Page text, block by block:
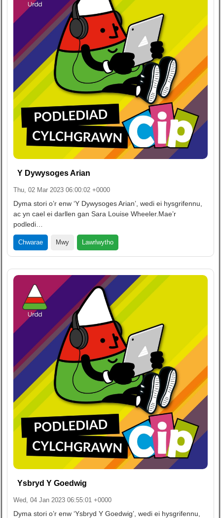
Y Dywysoges Arian
Thu, 02 Mar 2023 06:00:02 +0000
Dyma stori o’r enw ‘Y Dywysoges Arian’, wedi ei hysgrifennu,
ac yn cael ei darllen gan Sara Louise Wheeler.Mae’r
podledi…
Chwarae Mwy Lawrlwytho
Ysbryd Y Goedwig
Wed, 04 Jan 2023 06:55:01 +0000
Dyma stori o’r enw ‘Ysbryd Y Goedwig’, wedi ei hysgrifennu,